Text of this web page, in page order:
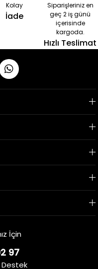
Kolay
İade
Siparişleriniz en
geç 2 iş günü
içerisinde
kargoda.
Hızlı Teslimat
İçin
97